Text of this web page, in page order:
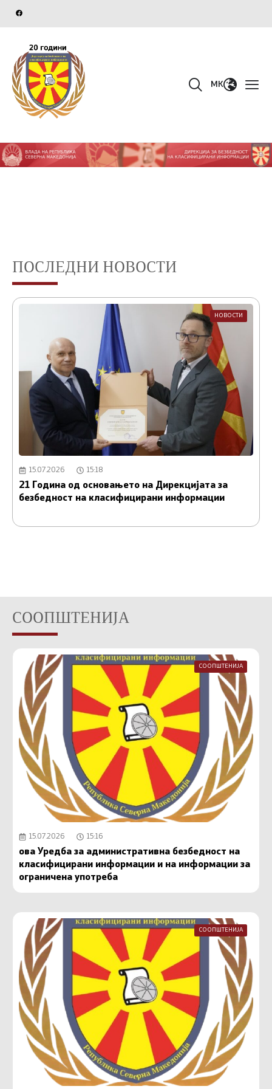
MK
ПОСЛЕДНИ НОВОСТИ
НОВОСТИ
15.07.2026 15:18
21 Година од основањето на Дирекцијата за
безбедност на класифицирани информации
СООПШТЕНИЈА
СООПШТЕНИЈА
15.07.2026 15:16
ова Уредба за административна безбедност на
класифицирани информации и на информации за
ограничена употреба
СООПШТЕНИЈА